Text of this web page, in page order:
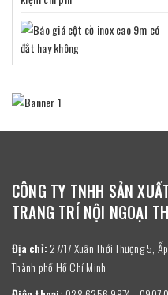
CÔNG TY TNHH SẢN
TRANG TRÍ NỘI NGOẠI
Địa chỉ: 27/17 Xuân Thới Thượng 5,
Thành phố Hồ Chí Minh